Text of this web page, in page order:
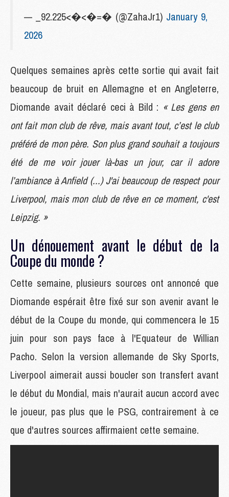
— _92.225<�<�=� (@ZahaJr1) January 9,
2026
Quelques semaines après cette sortie qui avait fait
beaucoup de bruit en Allemagne et en Angleterre,
Diomande avait déclaré ceci à Bild : « Les gens en
ont fait mon club de rêve, mais avant tout, c’est le club
préféré de mon père. Son plus grand souhait a toujours
été de me voir jouer là-bas un jour, car il adore
l’ambiance à Anfield (...) J'ai beaucoup de respect pour
Liverpool, mais mon club de rêve en ce moment, c'est
Leipzig. »
Un dénouement avant le début de la
Coupe du monde ?
Cette semaine, plusieurs sources ont annoncé que
Diomande espérait être fixé sur son avenir avant le
début de la Coupe du monde, qui commencera le 15
juin pour son pays face à l'Equateur de Willian
Pacho. Selon la version allemande de Sky Sports,
Liverpool aimerait aussi boucler son transfert avant
le début du Mondial, mais n'aurait aucun accord avec
le joueur, pas plus que le PSG, contrairement à ce
que d'autres sources affirmaient cette semaine.